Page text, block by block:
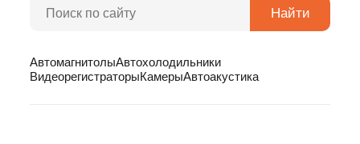
Найти
АвтомагнитолыАвтохолодильники
ВидеорегистраторыКамерыАвтоакустика